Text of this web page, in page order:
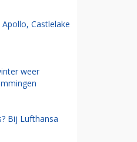
Castlelake
weer
Bij Lufthansa